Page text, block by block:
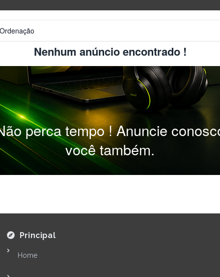
Nenhum anúncio encontrado !
perca tempo ! Anuncie
você também.
Principal
Home